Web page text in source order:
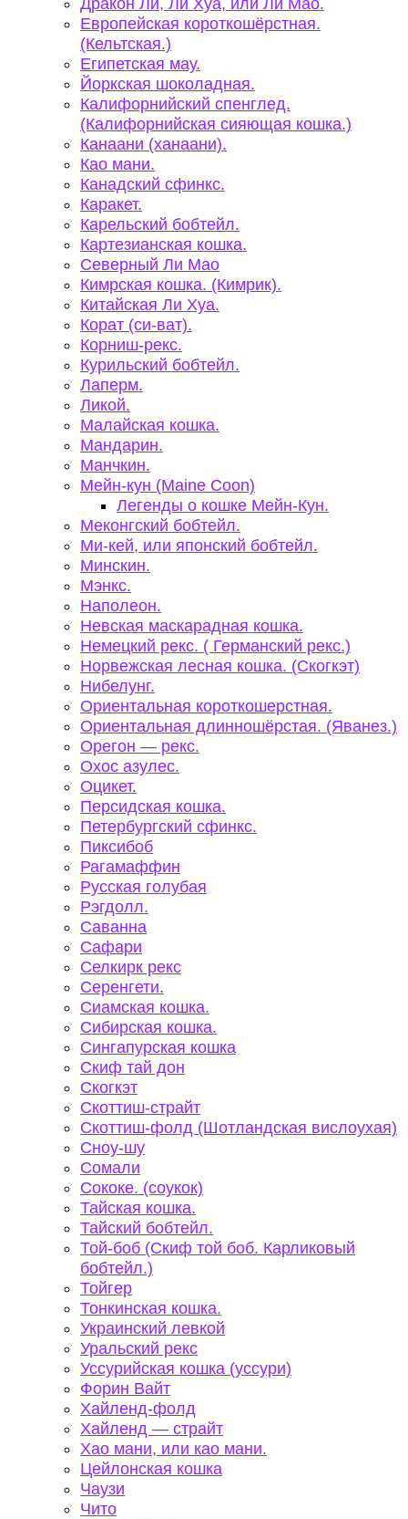
Дракон Ли, Ли Хуа, или Ли Мао.
Европейская короткошёрстная.
(Кельтская.)
Египетская мау.
Йоркская шоколадная.
Калифорнийский спенглед.
(Калифорнийская сияющая кошка.)
Канаани (ханаани).
Као мани.
Канадский сфинкс.
Каракет.
Карельский бобтейл.
Картезианская кошка.
Северный Ли Мао
Кимрская кошка. (Кимрик).
Китайская Ли Хуа.
Корат (си-ват).
Корниш-рекс.
Курильский бобтейл.
Лаперм.
Ликой.
Малайская кошка.
Мандарин.
Манчкин.
Мейн-кун (Maine Coon)
Легенды о кошке Мейн-Кун.
Меконгский бобтейл.
Ми-кей, или японский бобтейл.
Минскин.
Мэнкс.
Наполеон.
Невская маскарадная кошка.
Немецкий рекс. ( Германский рекс.)
Норвежская лесная кошка. (Скогкэт)
Нибелунг.
Ориентальная короткошерстная.
Ориентальная длинношёрстая. (Яванез.)
Орегон — рекс.
Охос азулес.
Оцикет.
Персидская кошка.
Петербургский сфинкс.
Пиксибоб
Рагамаффин
Русская голубая
Рэгдолл.
Саванна
Сафари
Селкирк рекс
Серенгети.
Сиамская кошка.
Сибирская кошка.
Сингапурская кошка
Скиф тай дон
Скогкэт
Скоттиш-страйт
Скоттиш-фолд (Шотландская вислоухая)
Сноу-шу
Сомали
Сококе. (соукок)
Тайская кошка.
Тайский бобтейл.
Той-боб (Скиф той боб. Карликовый
бобтейл.)
Тойгер
Тонкинская кошка.
Украинский левкой
Уральский рекс
Уссурийская кошка (уссури)
Форин Вайт
Хайленд-фолд
Хайленд — страйт
Хао мани, или као мани.
Цейлонская кошка
Чаузи
Чито